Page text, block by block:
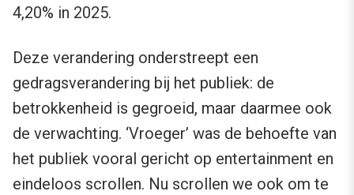
4,20% in 2025.
Deze verandering onderstreept een
gedragsverandering bij het publiek: de
betrokkenheid is gegroeid, maar daarmee ook
de verwachting. ‘Vroeger’ was de behoefte van
het publiek vooral gericht op entertainment en
eindeloos scrollen. Nu scrollen we ook om te